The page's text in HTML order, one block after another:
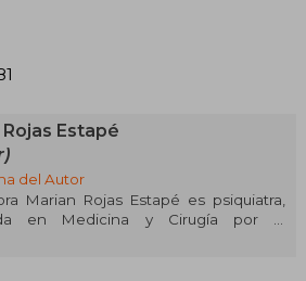
Estapé
del Autor
Marian Rojas Estapé es psiquiatra,
en Medicina y Cirugía por la
de Navarra. Trabaja en el Instituto